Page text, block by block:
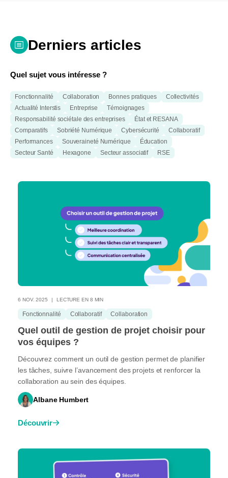
Derniers articles
Quel sujet vous intéresse ?
Fonctionnalité Collaboration Bonnes pratiques
Collectivités
Actualité Interstis
Entreprise
Témoignages
Responsabilité sociétale des entreprises
État et RESANA
Comparatifs
Sobriété Numérique Cybersécurité
Collaboratif
Performances
Souveraineté Numérique
Éducation
Secteur Santé
Hexagone Secteur associatif RSE
6 NOV. 2025 LECTURE EN 8 MIN
Fonctionnalité Collaboratif Collaboration
Quel outil de gestion de projet choisir pour
vos équipes ?
Découvrez comment un outil de gestion permet de planifier
les tâches, suivre l’avancement des projets et renforcer la
collaboration au sein des équipes.
Albane Humbert
Découvrir